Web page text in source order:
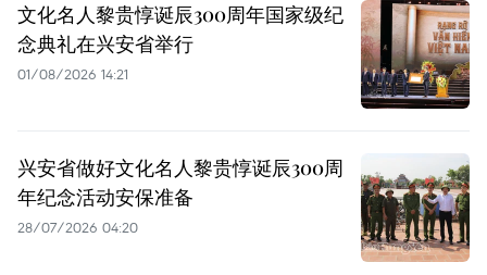
文化名人黎贵惇诞辰300周年国家级纪
念典礼在兴安省举行
01/08/2026 14:21
兴安省做好文化名人黎贵惇诞辰300周
年纪念活动安保准备
28/07/2026 04:20